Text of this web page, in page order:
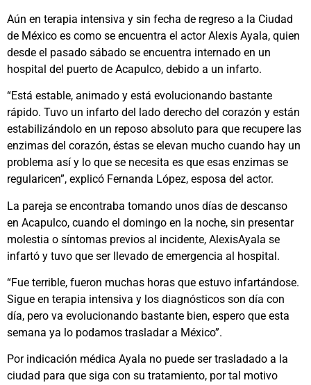
Aún en terapia intensiva y sin fecha de regreso a la Ciudad
de México es como se encuentra el actor Alexis Ayala, quien
desde el pasado sábado se encuentra internado en un
hospital del puerto de Acapulco, debido a un infarto.
“Está estable, animado y está evolucionando bastante
rápido. Tuvo un infarto del lado derecho del corazón y están
estabilizándolo en un reposo absoluto para que recupere las
enzimas del corazón, éstas se elevan mucho cuando hay un
problema así y lo que se necesita es que esas enzimas se
regularicen”, explicó Fernanda López, esposa del actor.
La pareja se encontraba tomando unos días de descanso
en Acapulco, cuando el domingo en la noche, sin presentar
molestia o síntomas previos al incidente, AlexisAyala se
infartó y tuvo que ser llevado de emergencia al hospital.
“Fue terrible, fueron muchas horas que estuvo infartándose.
Sigue en terapia intensiva y los diagnósticos son día con
día, pero va evolucionando bastante bien, espero que esta
semana ya lo podamos trasladar a México”.
Por indicación médica Ayala no puede ser trasladado a la
ciudad para que siga con su tratamiento, por tal motivo